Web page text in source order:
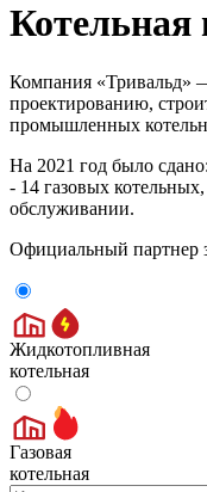
Котельная
Компания «Тривальд»
проектированию,
промышленных
На 2021 год было сдано:
- 14 газовых
обслуживании.
Официальный партнер
Жидкотопливная
котельная
Газовая
котельная